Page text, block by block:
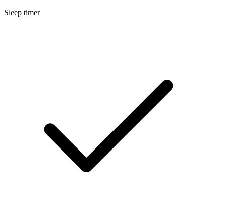
Sleep timer